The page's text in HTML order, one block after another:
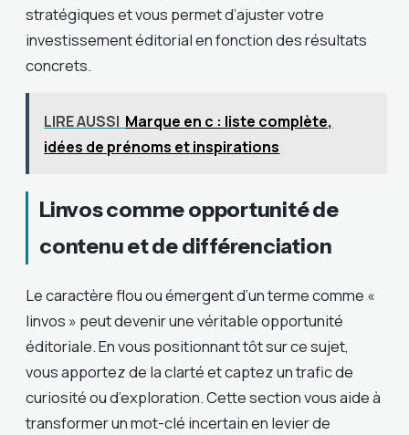
stratégiques et vous permet d’ajuster votre
investissement éditorial en fonction des résultats
concrets.
LIRE AUSSI Marque en c : liste complète,
idées de prénoms et inspirations
Linvos comme opportunité de
contenu et de différenciation
Le caractère flou ou émergent d’un terme comme «
linvos » peut devenir une véritable opportunité
éditoriale. En vous positionnant tôt sur ce sujet,
vous apportez de la clarté et captez un trafic de
curiosité ou d’exploration. Cette section vous aide à
transformer un mot-clé incertain en levier de